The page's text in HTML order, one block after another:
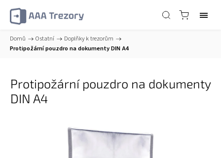
Domů / Ostatní / Doplňky k trezorům /
Protipožární pouzdro na dokumenty DIN A4
Protipožární pouzdro na dokumenty
DIN A4